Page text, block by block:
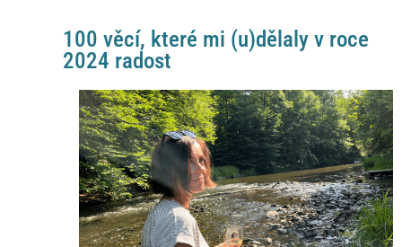
100 věcí, které mi (u)dělaly v roce
2024 radost